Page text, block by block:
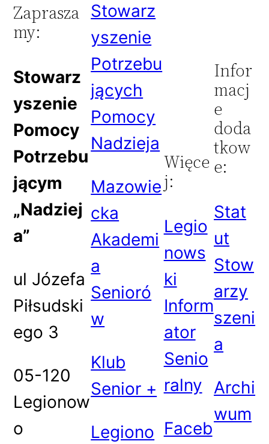
Zaprasza
my:
Stowarz
yszenie
Pomocy
Potrzebu
jącym
„Nadziej
a”
ul Józefa
Piłsudski
ego 3
05-120
Legionow
o
Stowarz
yszenie
Potrzebu
jących
Pomocy
Nadzieja
Mazowie
cka
Akademi
a
Senioró
w
Klub
Senior +
Legiono
Więce
j:
Legio
nows
ki
Inform
ator
Senio
ralny
Faceb
Infor
macj
e
doda
tkow
e:
Stat
ut
Stow
arzy
szeni
a
Archi
wum